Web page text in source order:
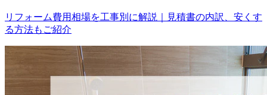
リフォーム費用相場を工事別に解説｜見積書の内訳、安くす
る方法もご紹介